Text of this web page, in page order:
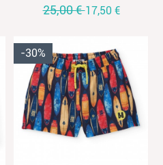
25,00 €17,50 €
-30%